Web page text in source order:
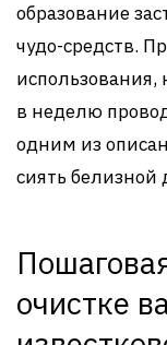
образование
чудо-средств.
использования,
в неделю
одним из
сиять белизной
очистке